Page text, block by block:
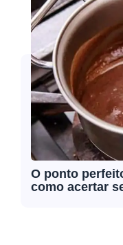
O ponto
como acertar